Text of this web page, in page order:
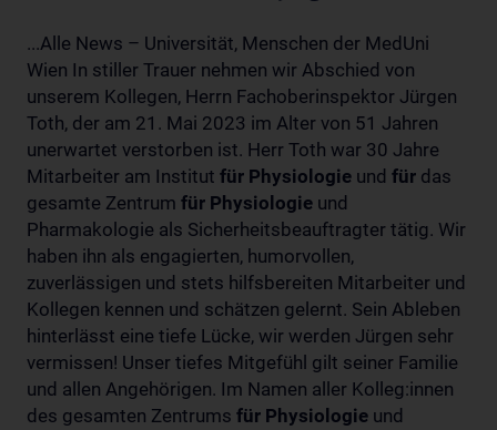
...Alle News – Universität, Menschen der MedUni
Wien In stiller Trauer nehmen wir Abschied von
unserem Kollegen, Herrn Fachoberinspektor Jürgen
Toth, der am 21. Mai 2023 im Alter von 51 Jahren
unerwartet verstorben ist. Herr Toth war 30 Jahre
Mitarbeiter am Institut für Physiologie und für das
gesamte Zentrum für Physiologie und
Pharmakologie als Sicherheitsbeauftragter tätig. Wir
haben ihn als engagierten, humorvollen,
zuverlässigen und stets hilfsbereiten Mitarbeiter und
Kollegen kennen und schätzen gelernt. Sein Ableben
hinterlässt eine tiefe Lücke, wir werden Jürgen sehr
vermissen! Unser tiefes Mitgefühl gilt seiner Familie
und allen Angehörigen. Im Namen aller Kolleg:innen
des gesamten Zentrums für Physiologie und